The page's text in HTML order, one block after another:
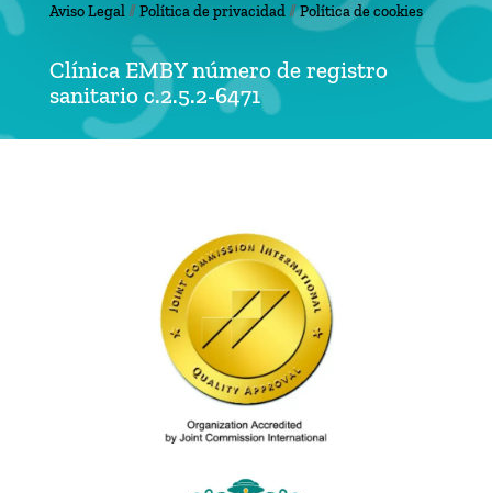
Aviso Legal//Política de privacidad//Política de cookies
Clínica EMBY número de registro
sanitario c.2.5.2-6471